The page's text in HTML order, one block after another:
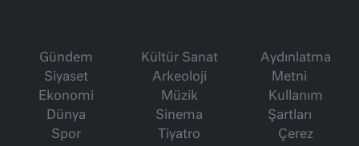
Gündem
Siyaset
Ekonomi
Dünya
Spor
Kültür Sanat
Arkeoloji
Müzik
Sinema
Tiyatro
Aydınlatma
Metni
Kullanım
Şartları
Çerez